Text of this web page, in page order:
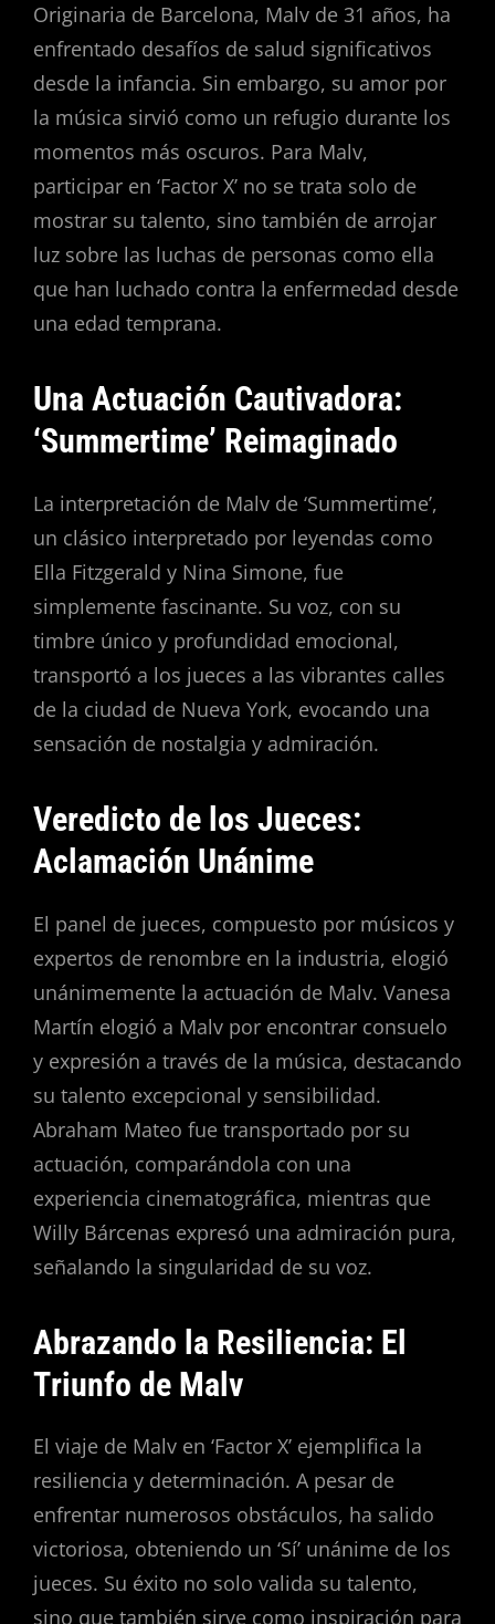
Originaria de Barcelona, Malv de 31 años, ha
enfrentado desafíos de salud significativos
desde la infancia. Sin embargo, su amor por
la música sirvió como un refugio durante los
momentos más oscuros. Para Malv,
participar en ‘Factor X’ no se trata solo de
mostrar su talento, sino también de arrojar
luz sobre las luchas de personas como ella
que han luchado contra la enfermedad desde
una edad temprana.
Una Actuación Cautivadora:
‘Summertime’ Reimaginado
La interpretación de Malv de ‘Summertime’,
un clásico interpretado por leyendas como
Ella Fitzgerald y Nina Simone, fue
simplemente fascinante. Su voz, con su
timbre único y profundidad emocional,
transportó a los jueces a las vibrantes calles
de la ciudad de Nueva York, evocando una
sensación de nostalgia y admiración.
Veredicto de los Jueces:
Aclamación Unánime
El panel de jueces, compuesto por músicos y
expertos de renombre en la industria, elogió
unánimemente la actuación de Malv. Vanesa
Martín elogió a Malv por encontrar consuelo
y expresión a través de la música, destacando
su talento excepcional y sensibilidad.
Abraham Mateo fue transportado por su
actuación, comparándola con una
experiencia cinematográfica, mientras que
Willy Bárcenas expresó una admiración pura,
señalando la singularidad de su voz.
Abrazando la Resiliencia: El
Triunfo de Malv
El viaje de Malv en ‘Factor X’ ejemplifica la
resiliencia y determinación. A pesar de
enfrentar numerosos obstáculos, ha salido
victoriosa, obteniendo un ‘Sí’ unánime de los
jueces. Su éxito no solo valida su talento,
sino que también sirve como inspiración para